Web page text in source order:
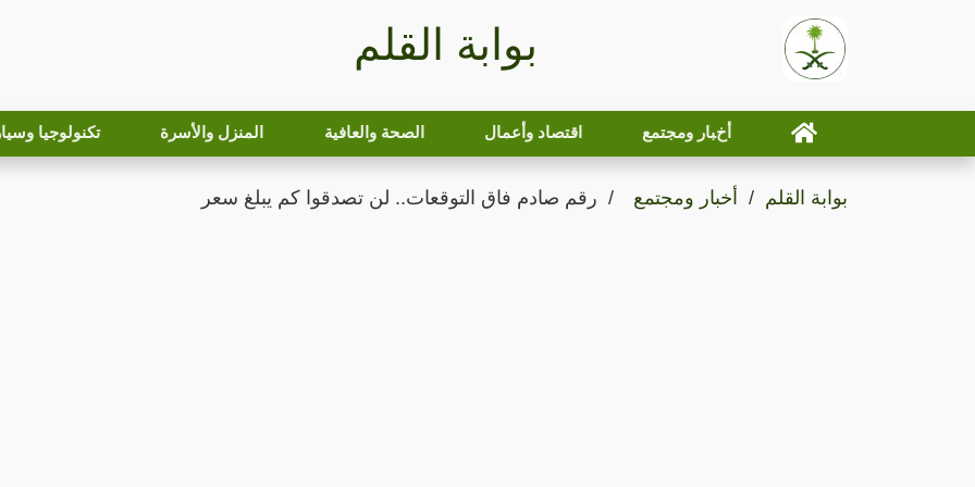
بوابة القلم
أخبار ومجتمع اقتصاد وأعمال الصحة والعافية المنزل والأسرة تكنولوجيا
بوابة القلم أخبار ومجتمع رقم صادم فاق التوقعات.. لن تصدقوا كم يبلغ سعر